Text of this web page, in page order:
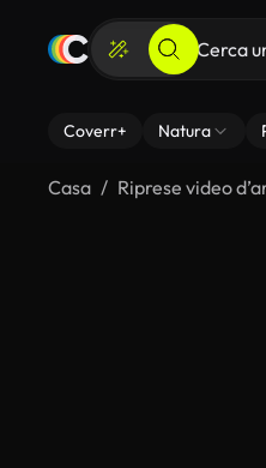
Coverr+ Natura
Casa Riprese video